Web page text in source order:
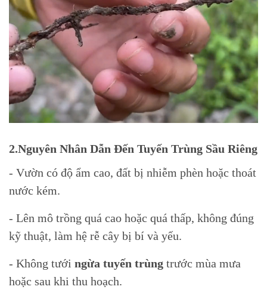
2.Nguyên Nhân Dẫn Đến Tuyến Trùng Sầu Riêng
- Vườn có độ ẩm cao, đất bị nhiễm phèn hoặc thoát
nước kém.
- Lên mô trồng quá cao hoặc quá thấp, không đúng
kỹ thuật, làm hệ rễ cây bị bí và yếu.
- Không tưới ngừa tuyến trùng trước mùa mưa
hoặc sau khi thu hoạch.